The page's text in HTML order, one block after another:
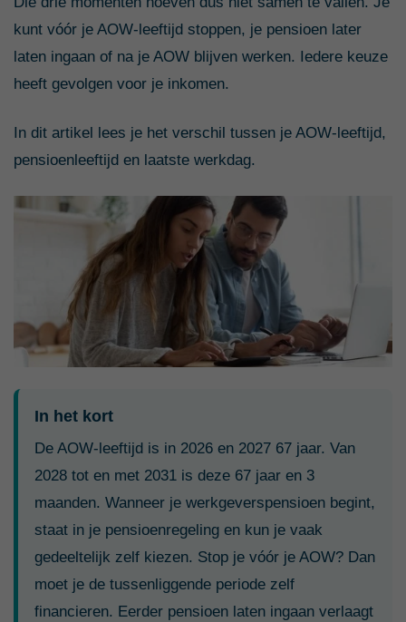
kunt vóór je AOW-leeftijd stoppen, je pensioen later
laten ingaan of na je AOW blijven werken. Iedere keuze
heeft gevolgen voor je inkomen.
In dit artikel lees je het verschil tussen je AOW-leeftijd,
pensioenleeftijd en laatste werkdag.
In het kort
De AOW-leeftijd is in 2026 en 2027 67 jaar. Van
2028 tot en met 2031 is deze 67 jaar en 3
maanden. Wanneer je werkgeverspensioen begint,
staat in je pensioenregeling en kun je vaak
gedeeltelijk zelf kiezen. Stop je vóór je AOW? Dan
moet je de tussenliggende periode zelf
financieren. Eerder pensioen laten ingaan verlaagt